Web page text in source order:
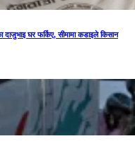
दाजुभाइ घर फर्किए, सीमामा कडाइले किसान